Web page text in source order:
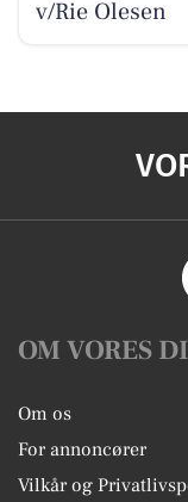
v/Rie Olesen
OM VORES
Om os
For annoncører
Vilkår og